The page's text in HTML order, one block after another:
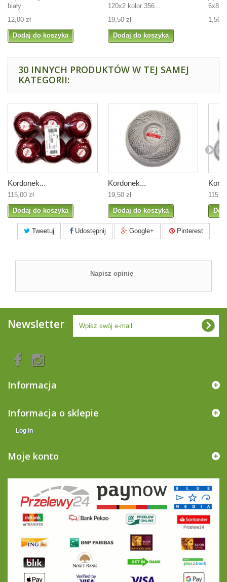
biały
12,00 zł
Dodaj do koszyka
120x2 kolor 356...
19,50 zł
Dodaj do koszyka
6x8
1,50
30 INNYCH PRODUKTÓW W TEJ SAMEJ
KATEGORII:
Kordonek...
115,00 zł
Dodaj do koszyka
Kordonek...
19,50 zł
Dodaj do koszyka
Tweetuj Udostępnij Google+ Pinterest
Napisz opinię
Newsletter
Informacja
Informacja o sklepie
Log in
Moje konto